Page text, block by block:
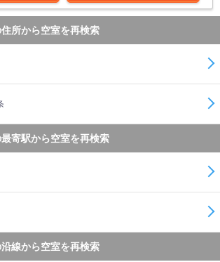
所から空室を再検索
寄駅から空室を再検索
線から空室を再検索